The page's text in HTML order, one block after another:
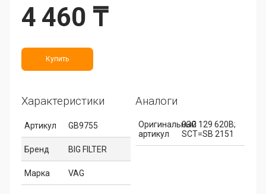
4 460 ₸
Купить
Характеристики
Артикул GB9755
Бренд BIG FILTER
Марка VAG
Аналоги
Оригинальный
артикул
03C 129 620B;
SCT=SB 2151